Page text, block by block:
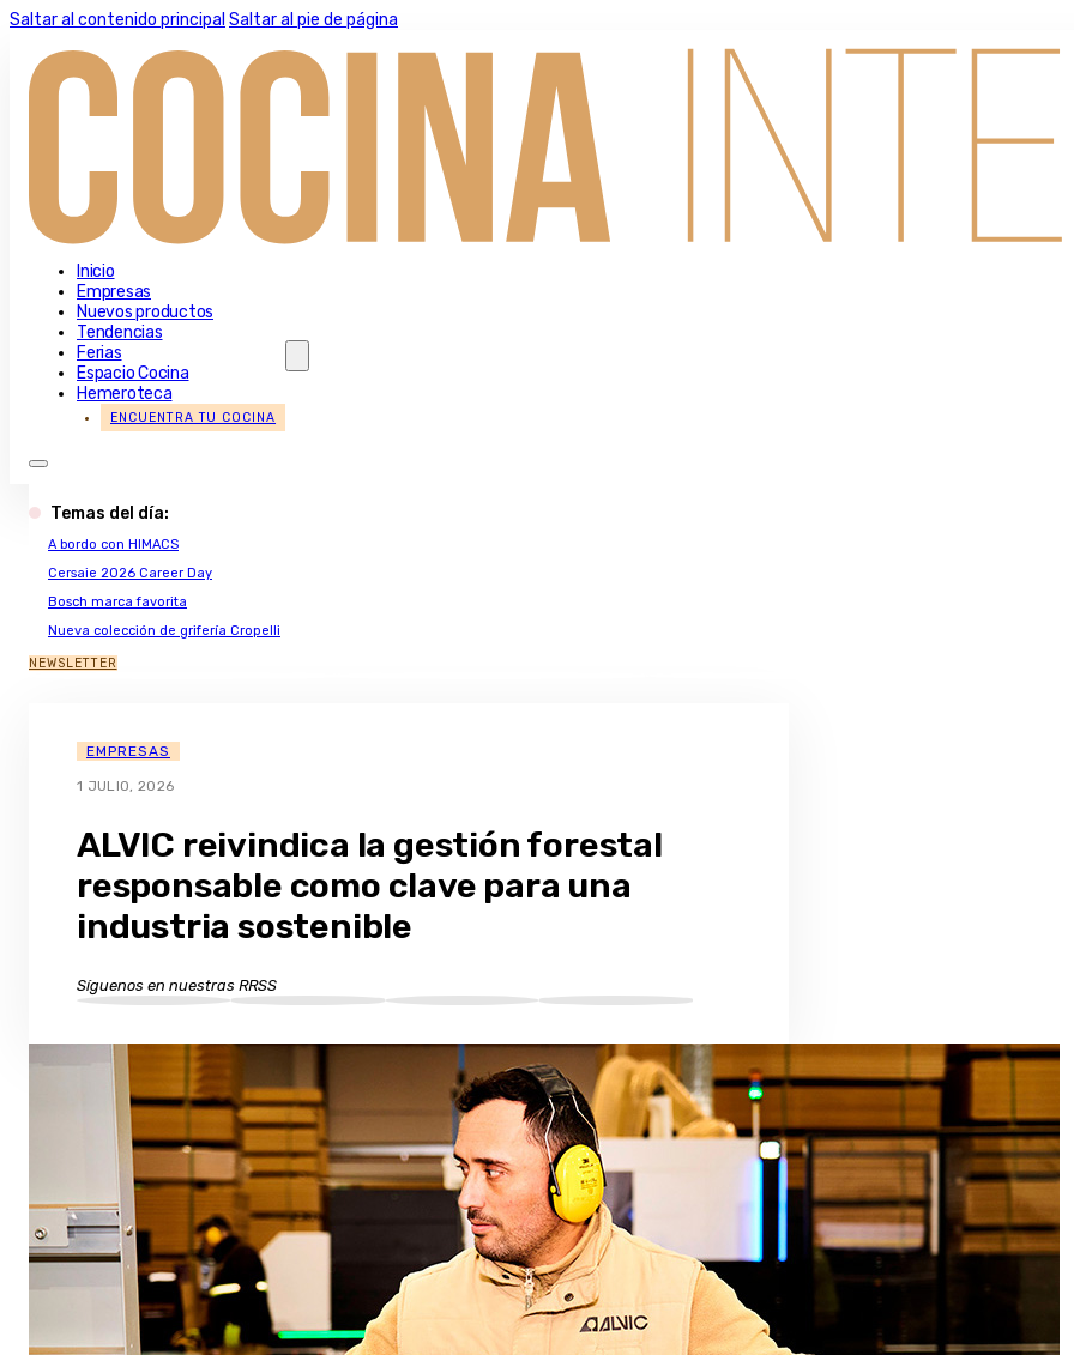
Saltar al contenido principal Saltar al pie de página
Inicio
Empresas
Nuevos productos
Tendencias
Ferias
Espacio Cocina
Hemeroteca
ENCUENTRA TU COCINA
Temas del día:
A bordo con HIMACS
Cersaie 2026 Career Day
Bosch marca favorita
Nueva colección de grifería Cropelli
NEWSLETTER
EMPRESAS
1 JULIO, 2026
ALVIC reivindica la gestión forestal
responsable como clave para una
industria sostenible
Síguenos en nuestras RRSS